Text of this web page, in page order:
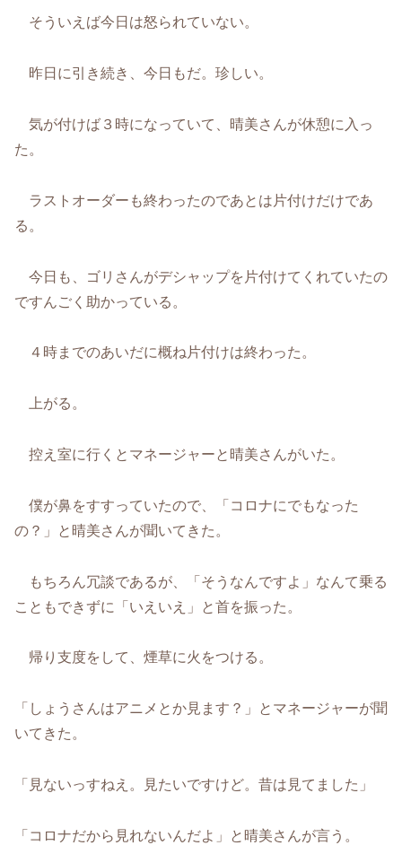
そういえば今日は怒られていない。
昨日に引き続き、今日もだ。珍しい。
気が付けば３時になっていて、晴美さんが休憩に入っ
た。
ラストオーダーも終わったのであとは片付けだけであ
る。
今日も、ゴリさんがデシャップを片付けてくれていたの
ですんごく助かっている。
４時までのあいだに概ね片付けは終わった。
上がる。
控え室に行くとマネージャーと晴美さんがいた。
僕が鼻をすすっていたので、「コロナにでもなった
の？」と晴美さんが聞いてきた。
もちろん冗談であるが、「そうなんですよ」なんて乗る
こともできずに「いえいえ」と首を振った。
帰り支度をして、煙草に火をつける。
「しょうさんはアニメとか見ます？」とマネージャーが聞
いてきた。
「見ないっすねえ。見たいですけど。昔は見てました」
「コロナだから見れないんだよ」と晴美さんが言う。